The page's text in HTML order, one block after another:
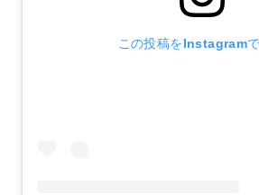
この投稿をInstagram